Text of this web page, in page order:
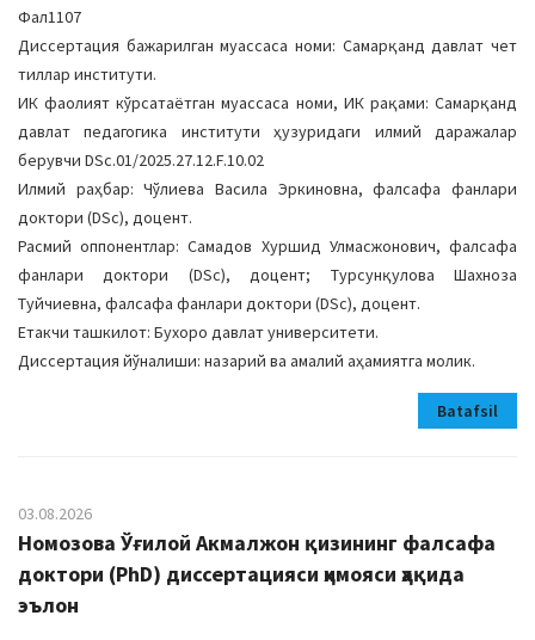
Фал1107
Диссертация бажарилган муассаса номи: Самарқанд давлат чет
тиллар институти.
ИК фаолият кўрсатаётган муассаса номи, ИК рақами: Самарқанд
давлат педагогика институти ҳузуридаги илмий даражалар
берувчи DSc.01/2025.27.12.F.10.02
Илмий раҳбар: Чўлиева Васила Эркиновна, фалсафа фанлари
доктори (DSc), доцент.
Расмий оппонентлар: Самадов Хуршид Улмасжонович, фалсафа
фанлари доктори (DSc), доцент; Турсунқулова Шахноза
Туйчиевна, фалсафа фанлари доктори (DSc), доцент.
Етакчи ташкилот: Бухоро давлат университети.
Диссертация йўналиши: назарий ва амалий аҳамиятга молик.
Batafsil
03.08.2026
Номозова Ўғилой Акмалжон қизининг фалсафа
доктори (PhD) диссертацияси ҳимояси ҳақида
эълон